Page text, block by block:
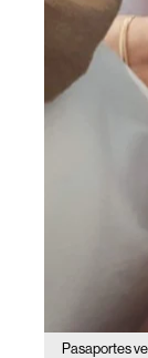
Pasaportes